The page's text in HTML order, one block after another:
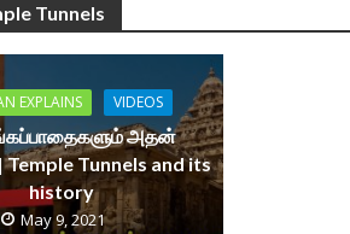
Tunnels
EXPLAINS VIDEOS
அதன்
Temple Tunnels and its
history
May 9, 2021